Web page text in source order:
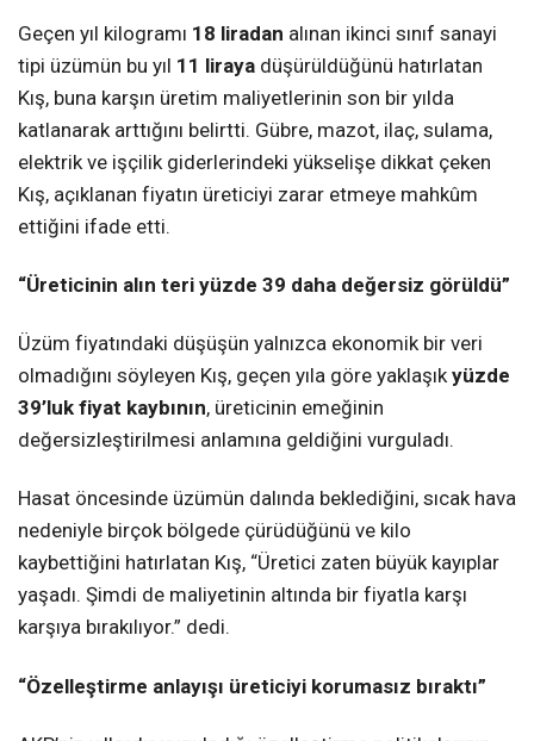
Geçen yıl kilogramı 18 liradan alınan ikinci sınıf sanayi
tipi üzümün bu yıl 11 liraya düşürüldüğünü hatırlatan
Kış, buna karşın üretim maliyetlerinin son bir yılda
katlanarak arttığını belirtti. Gübre, mazot, ilaç, sulama,
elektrik ve işçilik giderlerindeki yükselişe dikkat çeken
Kış, açıklanan fiyatın üreticiyi zarar etmeye mahkûm
ettiğini ifade etti.
“Üreticinin alın teri yüzde 39 daha değersiz görüldü”
Üzüm fiyatındaki düşüşün yalnızca ekonomik bir veri
olmadığını söyleyen Kış, geçen yıla göre yaklaşıkyüzde
39’luk fiyat kaybının, üreticinin emeğinin
değersizleştirilmesi anlamına geldiğini vurguladı.
Hasat öncesinde üzümün dalında beklediğini, sıcak hava
nedeniyle birçok bölgede çürüdüğünü ve kilo
kaybettiğini hatırlatan Kış, “Üretici zaten büyük kayıplar
yaşadı. Şimdi de maliyetinin altında bir fiyatla karşı
karşıya bırakılıyor.” dedi.
“Özelleştirme anlayışı üreticiyi korumasız bıraktı”